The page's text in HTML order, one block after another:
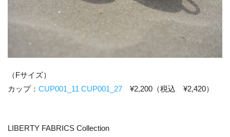
（Fサイズ）
カップ： CUP001_11 CUP001_27 ¥2,200（税込 ¥2,420）
LIBERTY FABRICS Collection